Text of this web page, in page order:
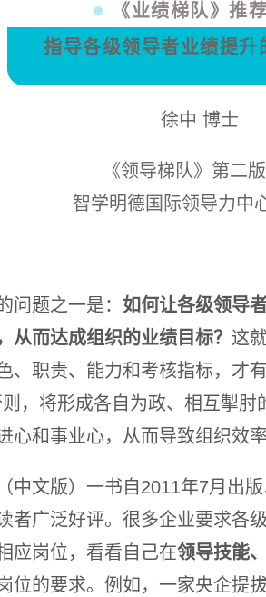
《业绩梯队》推
指导各级领导者业绩提升
徐中 博士
《领导梯队》第二
智学明德国际领导力中
问题之一是： 如何让各级领导
从而达成组织的业绩目标？ 这
、职责、能力和考核指标，才
，将形成各自为政、相互掣
心和事业心，从而导致组织效
中文版）一书自2011年7月出
者广泛好评。很多企业要求各
应岗位，看看自己在领导技能
位的要求。例如，一家央企提